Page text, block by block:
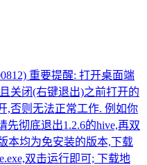
重要提醒: 打开桌面端
关闭(右键退出)之前打开的
,否则无法正常工作. 例如你
先彻底退出1.2.6的hive,再双
本均为免安装的版本,下载
双击运行即可; 下载地